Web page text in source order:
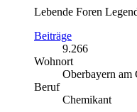
Lebende Foren
Beiträge
9.266
Wohnort
Oberbayern am
Beruf
Chemikant